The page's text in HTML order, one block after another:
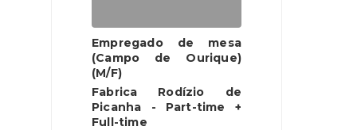
Empregado de mesa
(Campo de Ourique)
(M/F)
Fabrica Rodízio de
Picanha - Part-time +
Full-time